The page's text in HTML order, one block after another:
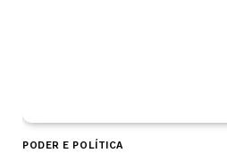
PODER E POLÍTICA